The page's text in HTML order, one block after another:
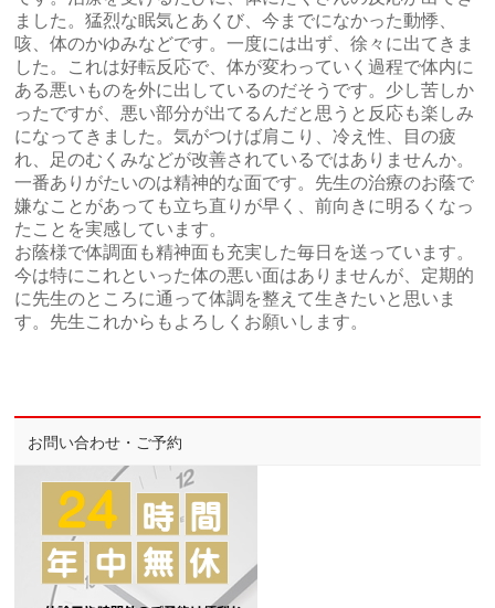
ました。猛烈な眠気とあくび、今までになかった動悸、
咳、体のかゆみなどです。一度には出ず、徐々に出てきま
した。これは好転反応で、体が変わっていく過程で体内に
ある悪いものを外に出しているのだそうです。少し苦しか
ったですが、悪い部分が出てるんだと思うと反応も楽しみ
になってきました。気がつけば肩こり、冷え性、目の疲
れ、足のむくみなどが改善されているではありませんか。
一番ありがたいのは精神的な面です。先生の治療のお蔭で
嫌なことがあっても立ち直りが早く、前向きに明るくなっ
たことを実感しています。
お蔭様で体調面も精神面も充実した毎日を送っています。
今は特にこれといった体の悪い面はありませんが、定期的
に先生のところに通って体調を整えて生きたいと思いま
す。先生これからもよろしくお願いします。
お問い合わせ・ご予約